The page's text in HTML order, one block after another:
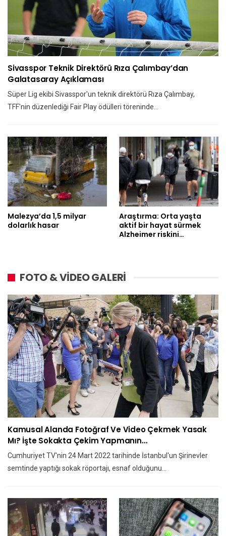
Sivasspor Teknik Direktörü Rıza Çalımbay’dan
Galatasaray Açıklaması
Süper Lig ekibi Sivasspor'un teknik direktörü Rıza Çalımbay,
TFF'nin düzenlediği Fair Play ödülleri töreninde…
Malezya’da 1,5 milyar
dolarlık hasar
Araştırma: Orta yaşta
aktif bir hayat sürmek
Alzheimer riskini…
FOTO & VİDEO GALERİ
Kamusal Alanda Fotoğraf Ve Video Çekmek Yasak
Mı? İşte Sokakta Çekim Yapmanın…
Cumhuriyet TV'nin 24 Mart 2022 tarihinde İstanbul'un Şirinevler
semtinde yaptığı sokak röportajı, esnaf olduğunu…